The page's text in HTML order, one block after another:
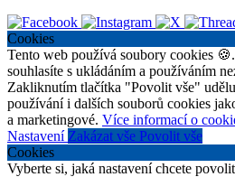
Cookies
Tento web používá soubory cookies
souhlasíte s ukládáním a používáním
Zakliknutím tlačítka "Povolit vše"
používání i dalších souborů cookies
a marketingové. Více informací o
Nastavení Zakázat vše Povolit vše
Cookies
Vyberte si, jaká nastavení chcete